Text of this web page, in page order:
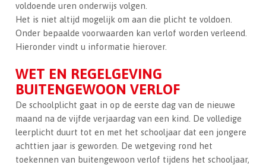
voldoende uren onderwijs volgen.
Het is niet altijd mogelijk om aan die plicht te voldoen.
Onder bepaalde voorwaarden kan verlof worden verleend.
Hieronder vindt u informatie hierover.
WET EN REGELGEVING
BUITENGEWOON VERLOF
De schoolplicht gaat in op de eerste dag van de nieuwe
maand na de vijfde verjaardag van een kind. De volledige
leerplicht duurt tot en met het schooljaar dat een jongere
achttien jaar is geworden. De wetgeving rond het
toekennen van buitengewoon verlof tijdens het schooljaar,